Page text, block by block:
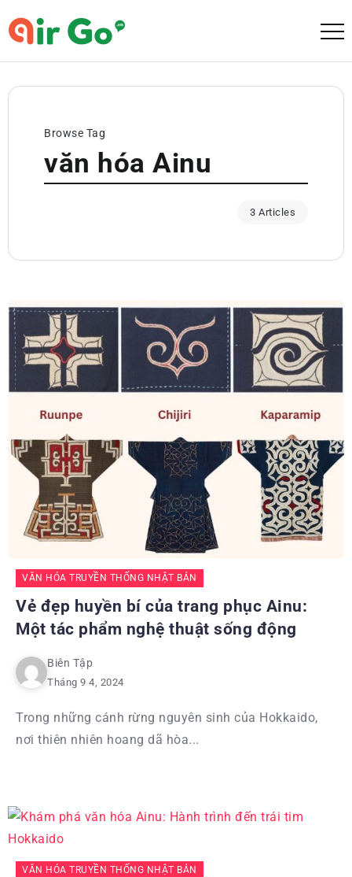
Browse Tag
văn hóa Ainu
3 Articles
VĂN HÓA TRUYỀN THỐNG NHẬT BẢN
Vẻ đẹp huyền bí của trang phục Ainu:
Một tác phẩm nghệ thuật sống động
Biên Tập
Tháng 9 4, 2024
Trong những cánh rừng nguyên sinh của Hokkaido,
nơi thiên nhiên hoang dã hòa...
VĂN HÓA TRUYỀN THỐNG NHẬT BẢN